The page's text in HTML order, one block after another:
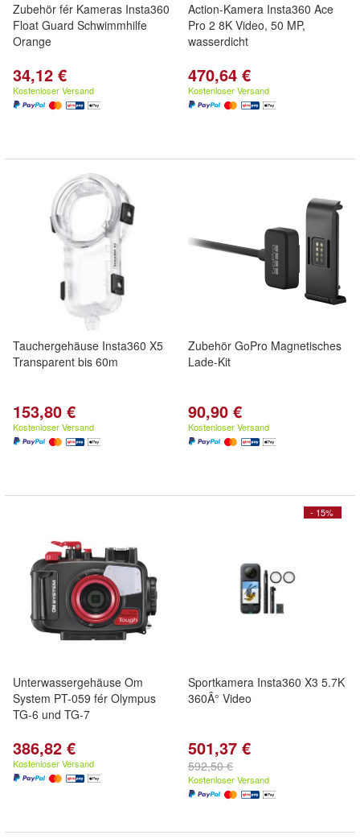
Zubehör fér Kameras Insta360
Float Guard Schwimmhilfe
Orange
34,12 €
Kostenloser Versand
Action-Kamera Insta360 Ace
Pro 2 8K Video, 50 MP,
wasserdicht
470,64 €
Kostenloser Versand
Tauchergehäuse Insta360 X5
Transparent bis 60m
153,80 €
Kostenloser Versand
Zubehör GoPro Magnetisches
Lade-Kit
90,90 €
Kostenloser Versand
Unterwassergehäuse Om
System PT-059 fér Olympus
TG-6 und TG-7
386,82 €
Kostenloser Versand
- 15%
Sportkamera Insta360 X3 5.7K
360Â° Video
501,37 €
592,50 €
Kostenloser Versand